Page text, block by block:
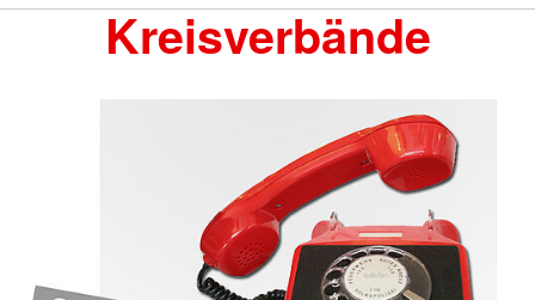
Kreisverbände